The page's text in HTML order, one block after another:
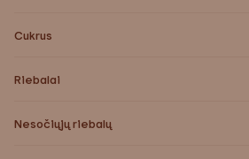
Cukrus
Riebalai
Nesočiųjų riebalų